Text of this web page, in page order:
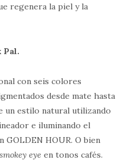
regenera la piel y la
Pal.
con seis colores
desde mate hasta
un estilo natural utilizando
e iluminando el
GOLDEN HOUR. O bien
smokey eye en tonos cafés.